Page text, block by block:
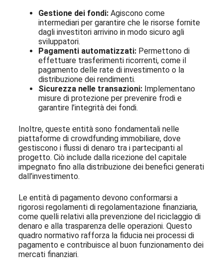
Gestione dei fondi: Agiscono come
intermediari per garantire che le risorse fornite
dagli investitori arrivino in modo sicuro agli
sviluppatori.
Pagamenti automatizzati: Permettono di
effettuare trasferimenti ricorrenti, come il
pagamento delle rate di investimento o la
distribuzione dei rendimenti.
Sicurezza nelle transazioni:Implementano
misure di protezione per prevenire frodi e
garantire l’integrità dei fondi.
Inoltre, queste entità sono fondamentali nelle
piattaforme di crowdfunding immobiliare, dove
gestiscono i flussi di denaro tra i partecipanti al
progetto. Ciò include dalla ricezione del capitale
impegnato fino alla distribuzione dei benefici generati
dall’investimento.
Le entità di pagamento devono conformarsi a
rigorosi regolamenti di regolamentazione finanziaria,
come quelli relativi alla prevenzione del riciclaggio di
denaro e alla trasparenza delle operazioni. Questo
quadro normativo rafforza la fiducia nei processi di
pagamento e contribuisce al buon funzionamento dei
mercati finanziari.